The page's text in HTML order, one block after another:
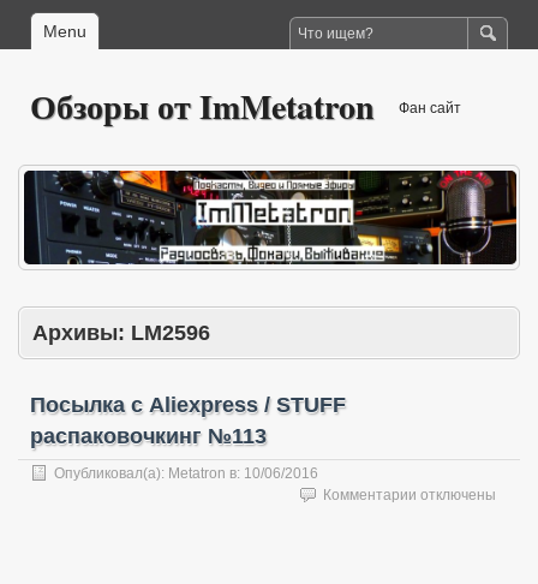
Menu
Обзоры от ImMetatron Фан сайт
Архивы: LM2596
Посылка с Aliexpress / STUFF
распаковочкинг №113
Опубликовал(а): Metatron в: 10/06/2016
Комментарии котключены